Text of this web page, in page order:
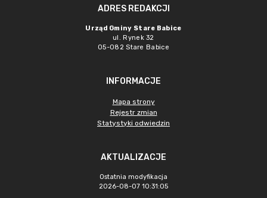
ADRES REDAKCJI
Urząd Gminy Stare Babice
ul. Rynek 32
05-082 Stare Babice
INFORMACJE
Mapa strony
Rejestr zmian
Statystyki odwiedzin
AKTUALIZACJE
Ostatnia modyfikacja
2026-08-07 10:31:05